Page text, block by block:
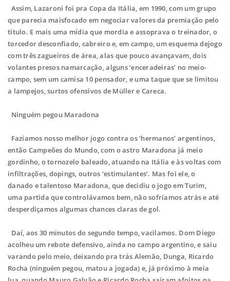
Assim, Lazaroni foi pra Copa da Itália, em 1990, com um grupo
que parecia maisfocado em negociar valores da premiação pelo
título. E mais uma mídia que mordia e assoprava o treinador, o
torcedor desconfiado, cabreiro e, em campo, um esquema dejogo
com três zagueiros de área, alas que pouco avançavam, dois
volantes presos namarcação, alguns ‘enceradeiras’ no meio-
campo, sem um camisa 10 pensador, e uma taque que se limitou
a lampejos, surtos ofensivos de Müller e Careca.
Ninguém pegou Maradona
Fazíamos nosso melhor jogo contra os ‘hermanos’ argentinos,
então Campeões do Mundo, com o astro Maradona já meio
gordinho, o tornozelo baleado, atuando na Itália e às voltas com
infiltrações, dopings, outros ‘estimulantes’. Mas foi ele, o
danado e talentoso Maradona, que decidiu o jogo em Turim,
uma partida que controlávamos bem, não sofríamos atrás e até
desperdiçamos algumas chances claras de gol.
Daí, aos 30 minutos do segundo tempo, vacilamos. Dom Diego
acolheu um rebote defensivo, ainda no campo argentino, e saiu
varando pelo meio, deixando pra trás Alemão, Dunga, Ricardo
Rocha (ninguém pegou, matou a jogada) e, já próximo à meia